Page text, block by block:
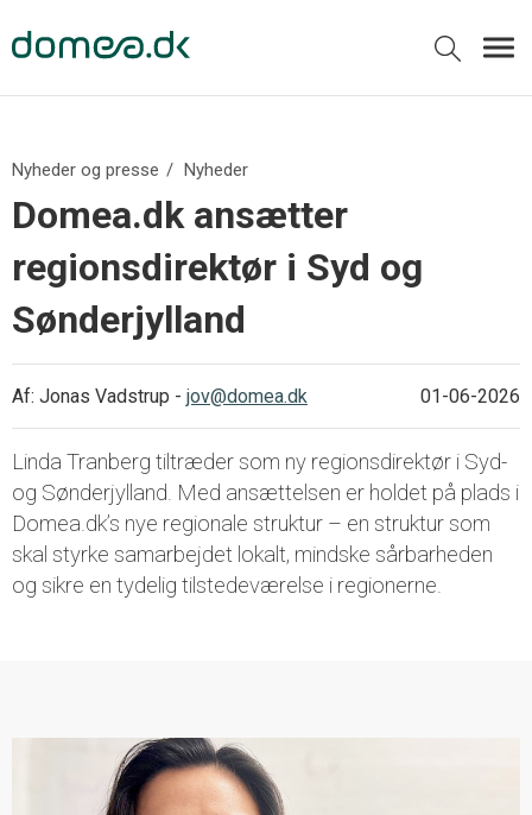
Nyheder og presse Nyheder
Domea.dk ansætter
regionsdirektør i Syd og
Sønderjylland
01-06-2026
Af: Jonas Vadstrup - jov@domea.dk
Linda Tranberg tiltræder som ny regionsdirektør i Syd-
og Sønderjylland. Med ansættelsen er holdet på plads i
Domea.dk’s nye regionale struktur – en struktur som
skal styrke samarbejdet lokalt, mindske sårbarheden
og sikre en tydelig tilstedeværelse i regionerne.